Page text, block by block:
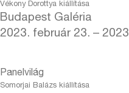
Vékony Dorottya kiállítása
Budapest Galéria
2023. február 23. –
Panelvilág
Somorjai Balázs kiállítása